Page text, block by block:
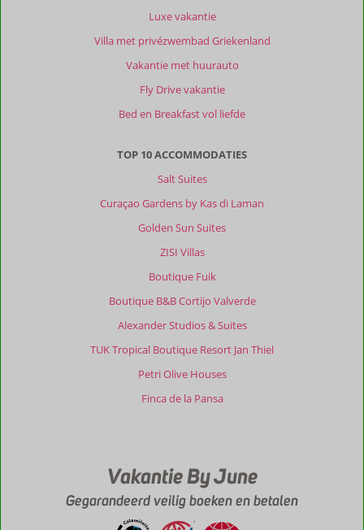
Luxe vakantie
Villa met privézwembad Griekenland
Vakantie met huurauto
Fly Drive vakantie
Bed en Breakfast vol liefde
TOP 10 ACCOMMODATIES
Salt Suites
Curaçao Gardens by Kas di Laman
Golden Sun Suites
ZISI Villas
Boutique Fuik
Boutique B&B Cortijo Valverde
Alexander Studios & Suites
TUK Tropical Boutique Resort Jan Thiel
Petri Olive Houses
Finca de la Pansa
Vakantie By June
Gegarandeerd veilig boeken en betalen